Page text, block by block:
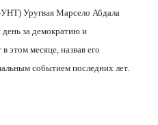
Уругвая Марсело Абдала
за демократию и
этом месяце, назвав его
событием последних лет.